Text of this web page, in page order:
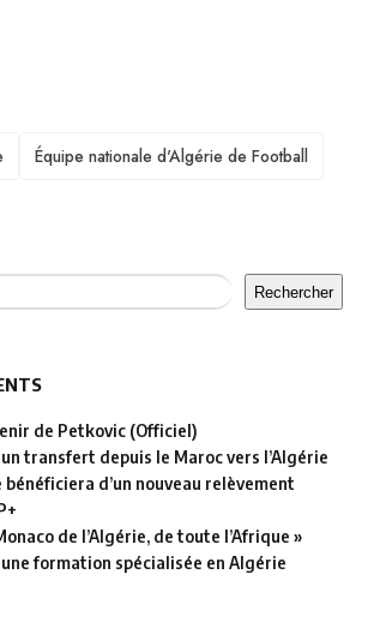
Équipe nationale d'Algérie de Football
Rechercher
de Petkovic (Officiel)
transfert depuis le Maroc vers l’Algérie
bénéficiera d’un nouveau relèvement
de l’Algérie, de toute l’Afrique »
formation spécialisée en Algérie